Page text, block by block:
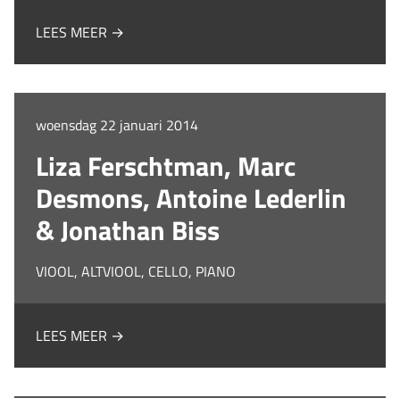
LEES MEER →
woensdag 22 januari 2014
Liza Ferschtman, Marc
Desmons, Antoine Lederlin
& Jonathan Biss
VIOOL, ALTVIOOL, CELLO, PIANO
LEES MEER →